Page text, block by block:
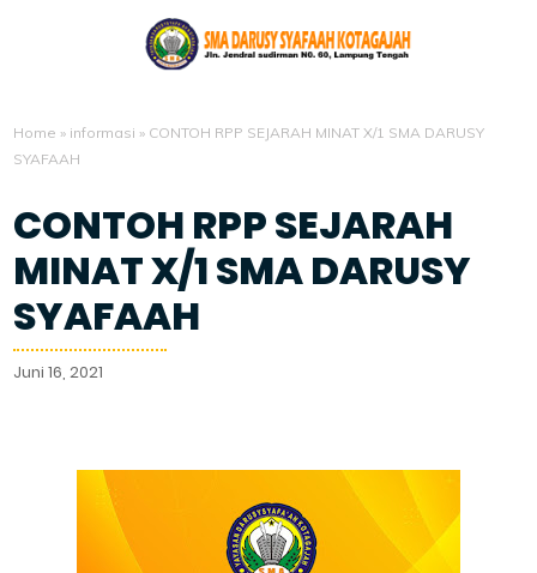
Home » informasi » CONTOH RPP SEJARAH MINAT X/1 SMA DARUSY
SYAFAAH
CONTOH RPP SEJARAH
MINAT X/1 SMA DARUSY
SYAFAAH
Juni 16, 2021